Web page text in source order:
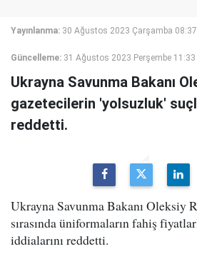
Yayınlanma: 30 Ağustos 2023 Çarşamba 08:37
Güncelleme: 31 Ağustos 2023 Perşembe 11:33
Ukrayna Savunma Bakanı
gazetecilerin 'yolsuzluk'
reddetti.
Ukrayna Savunma Bakanı Oleksiy
sırasında üniformaların fahiş
iddialarını reddetti.